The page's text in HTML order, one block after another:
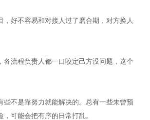
，好不容易和对接人过了磨合期，对方换人
各流程负责人都一口咬定己方没问题，这个
些不是靠努力就能解决的。总有一些未曾预
可能会把有序的日常打乱。